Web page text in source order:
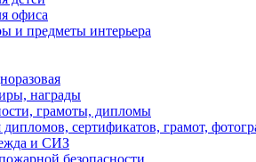
офиса
и предметы интерьера
награды
грамоты, дипломы
сертификатов, грамот,
и СИЗ
безопасности